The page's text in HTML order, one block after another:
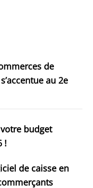
de
au 2e
budget
!
de caisse en